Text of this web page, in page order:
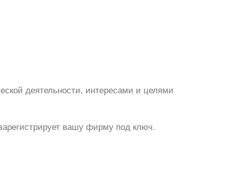
деятельности, интересами и целями
вашу фирму под ключ.